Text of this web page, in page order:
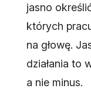
jasno
których
na głowę.
działania to
a nie minus.